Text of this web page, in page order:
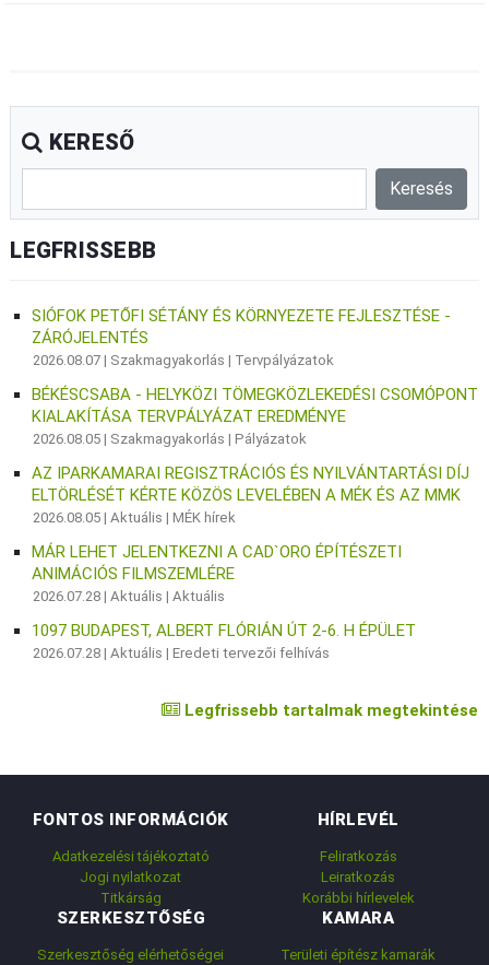
KERESŐ
LEGFRISSEBB
SIÓFOK PETŐFI SÉTÁNY ÉS KÖRNYEZETE FEJLESZTÉSE -
ZÁRÓJELENTÉS
2026.08.07 | Szakmagyakorlás | Tervpályázatok
BÉKÉSCSABA - HELYKÖZI TÖMEGKÖZLEKEDÉSI CSOMÓPONT
KIALAKÍTÁSA TERVPÁLYÁZAT EREDMÉNYE
2026.08.05 | Szakmagyakorlás |Pályázatok
AZ IPARKAMARAI REGISZTRÁCIÓS ÉS NYILVÁNTARTÁSI DÍJ
ELTÖRLÉSÉT KÉRTE KÖZÖS LEVELÉBEN A MÉK ÉS AZ MMK
2026.08.05 |Aktuális |MÉK hírek
MÁR LEHET JELENTKEZNI A CAD`ORO ÉPÍTÉSZETI
ANIMÁCIÓS FILMSZEMLÉRE
2026.07.28 |Aktuális |Aktuális
1097 BUDAPEST, ALBERT FLÓRIÁN ÚT 2-6. H ÉPÜLET
2026.07.28 |Aktuális |Eredeti tervezői felhívás
Legfrissebb tartalmak megtekintése
FONTOS INFORMÁCIÓK
Adatkezelési tájékoztató
Jogi nyilatkozat
Titkárság
HÍRLEVÉL
Feliratkozás
Leiratkozás
Korábbi hírlevelek
SZERKESZTŐSÉG
Szerkesztőség elérhetőségei
KAMARA
Területi építész kamarák